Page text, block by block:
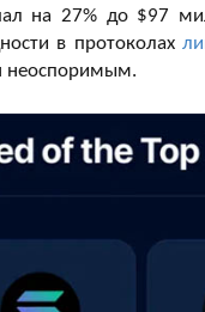
на 27% до $97
в протоколах
неоспоримым.